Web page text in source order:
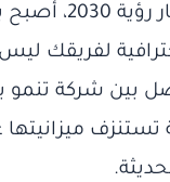
أصبح بناء
لفريقك ليس
بين شركة تنمو
تستنزف